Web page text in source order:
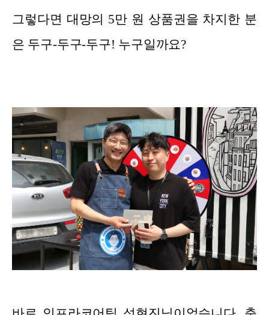
그렇다면 대망의 5만 원 상품권을 차지한 분
은 두구-두구-두구! 누구일까요?